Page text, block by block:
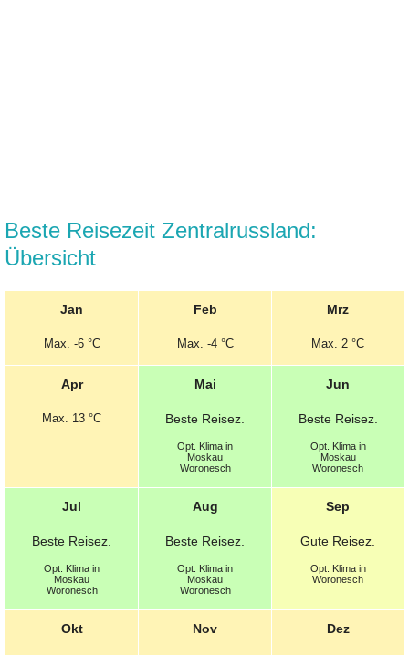
Beste Reisezeit Zentralrussland:
Übersicht
Jan
Max. -6 °C
Feb
Max. -4 °C
Mrz
Max. 2 °C
Apr
Max. 13 °C
Mai
Beste Reisez.
Opt.
Klima in
Moskau
Woronesch
Jun
Beste Reisez.
Opt.
Klima in
Moskau
Woronesch
Jul
Beste Reisez.
Opt.
Klima in
Moskau
Woronesch
Aug
Beste Reisez.
Opt.
Klima in
Moskau
Woronesch
Sep
Gute Reisez.
Opt.
Klima in
Woronesch
Okt Nov Dez